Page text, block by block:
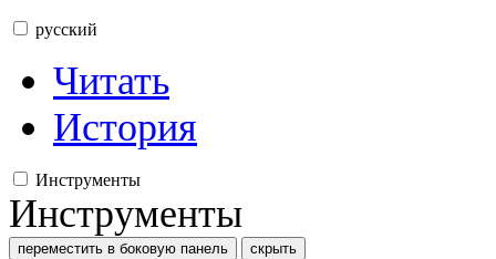
русский
Читать
История
Инструменты
Инструменты
переместить в боковую панель скрыть